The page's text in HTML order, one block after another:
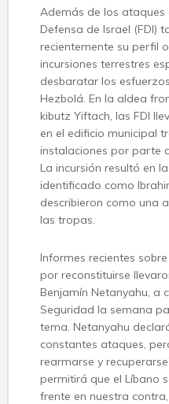
Además de los ataques
Defensa de Israel (FDI)
recientemente su perfil
incursiones terrestres
desbaratar los
Hezbolá. En la aldea
kibutz Yiftach, las FDI
en el edificio municipal
instalaciones por parte
La incursión resultó en
identificado como
describieron como una
las tropas.
Informes recientes
por reconstituirse
Benjamín Netanyahu, a
Seguridad la semana
tema. Netanyahu
constantes ataques,
rearmarse y
permitirá que el Líbano
frente en nuestra